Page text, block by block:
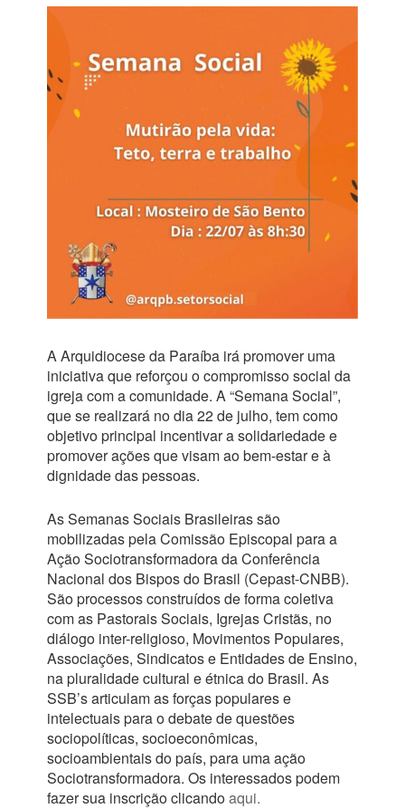
A Arquidiocese da Paraíba irá promover uma
iniciativa que reforçou o compromisso social da
igreja com a comunidade. A “Semana Social”,
que se realizará no dia 22 de julho, tem como
objetivo principal incentivar a solidariedade e
promover ações que visam ao bem-estar e à
dignidade das pessoas.
As Semanas Sociais Brasileiras são
mobilizadas pela Comissão Episcopal para a
Ação Sociotransformadora da Conferência
Nacional dos Bispos do Brasil (Cepast-CNBB).
São processos construídos de forma coletiva
com as Pastorais Sociais, Igrejas Cristãs, no
diálogo inter-religioso, Movimentos Populares,
Associações, Sindicatos e Entidades de Ensino,
na pluralidade cultural e étnica do Brasil. As
SSB’s articulam as forças populares e
intelectuais para o debate de questões
sociopolíticas, socioeconômicas,
socioambientais do país, para uma ação
Sociotransformadora. Os interessados podem
fazer sua inscrição clicandoaqui.